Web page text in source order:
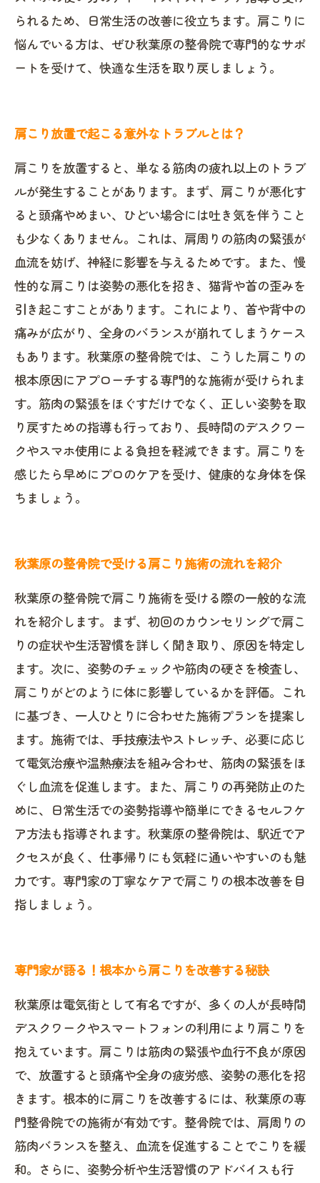
られるため、日常生活の改善に役立ちます。肩こりに
悩んでいる方は、ぜひ秋葉原の整骨院で専門的なサポ
ートを受けて、快適な生活を取り戻しましょう。
肩こり放置で起こる意外なトラブルとは？
肩こりを放置すると、単なる筋肉の疲れ以上のトラブ
ルが発生することがあります。まず、肩こりが悪化す
ると頭痛やめまい、ひどい場合には吐き気を伴うこと
も少なくありません。これは、肩周りの筋肉の緊張が
血流を妨げ、神経に影響を与えるためです。また、慢
性的な肩こりは姿勢の悪化を招き、猫背や首の歪みを
引き起こすことがあります。これにより、首や背中の
痛みが広がり、全身のバランスが崩れてしまうケース
もあります。秋葉原の整骨院では、こうした肩こりの
根本原因にアプローチする専門的な施術が受けられま
す。筋肉の緊張をほぐすだけでなく、正しい姿勢を取
り戻すための指導も行っており、長時間のデスクワー
クやスマホ使用による負担を軽減できます。肩こりを
感じたら早めにプロのケアを受け、健康的な身体を保
ちましょう。
秋葉原の整骨院で受ける肩こり施術の流れを紹介
秋葉原の整骨院で肩こり施術を受ける際の一般的な流
れを紹介します。まず、初回のカウンセリングで肩こ
りの症状や生活習慣を詳しく聞き取り、原因を特定し
ます。次に、姿勢のチェックや筋肉の硬さを検査し、
肩こりがどのように体に影響しているかを評価。これ
に基づき、一人ひとりに合わせた施術プランを提案し
ます。施術では、手技療法やストレッチ、必要に応じ
て電気治療や温熱療法を組み合わせ、筋肉の緊張をほ
ぐし血流を促進します。また、肩こりの再発防止のた
めに、日常生活での姿勢指導や簡単にできるセルフケ
ア方法も指導されます。秋葉原の整骨院は、駅近でア
クセスが良く、仕事帰りにも気軽に通いやすいのも魅
力です。専門家の丁寧なケアで肩こりの根本改善を目
指しましょう。
専門家が語る！根本から肩こりを改善する秘訣
秋葉原は電気街として有名ですが、多くの人が長時間
デスクワークやスマートフォンの利用により肩こりを
抱えています。肩こりは筋肉の緊張や血行不良が原因
で、放置すると頭痛や全身の疲労感、姿勢の悪化を招
きます。根本的に肩こりを改善するには、秋葉原の専
門整骨院での施術が有効です。整骨院では、肩周りの
筋肉バランスを整え、血流を促進することでこりを緩
和。さらに、姿勢分析や生活習慣のアドバイスも行